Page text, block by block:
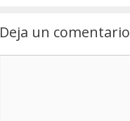
Deja un comentario